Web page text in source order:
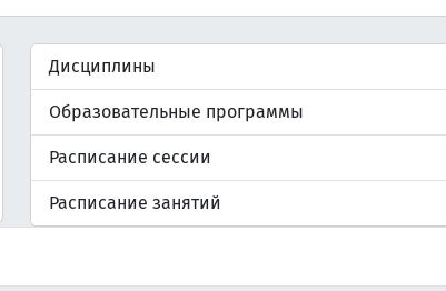
Дисциплины
Образовательные программы
Расписание сессии
Расписание занятий